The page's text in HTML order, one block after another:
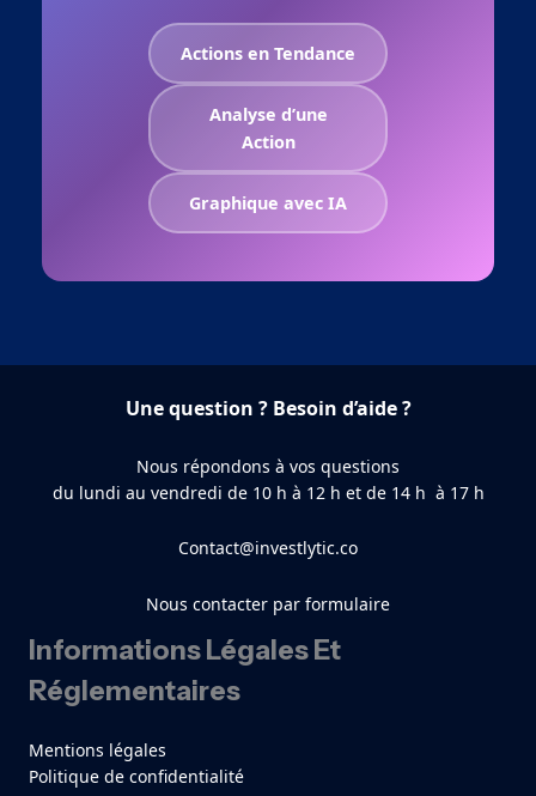
Actions en Tendance
Analyse d’une
Action
Graphique avec IA
Une question ? Besoin d’aide ?
Nous répondons à vos questions
du lundi au vendredi de 10 h à 12 h et de 14 h à 17 h
Contact@investlytic.co
Nous contacter par formulaire
Informations Légales Et
Réglementaires
Mentions légales
Politique de confidentialité